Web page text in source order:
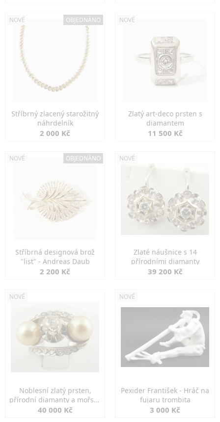
NOVÉ OBJEDNÁNO
Stříbrný zlacený starožitný
náhrdelník
2 000 Kč
NOVÉ
Zlatý art-deco prsten s
diamantem
11 500 Kč
NOVÉ OBJEDNÁNO
Stříbrná designová brož
"list" - Andreas Daub
2 200 Kč
NOVÉ
Zlaté náušnice s 14
přírodními diamanty
39 200 Kč
NOVÉ
Noblesní zlatý prsten,
přírodní diamanty a mořské
perly
40 000 Kč
NOVÉ
Pexider František - Hráč na
fujaru trombita
3 000 Kč